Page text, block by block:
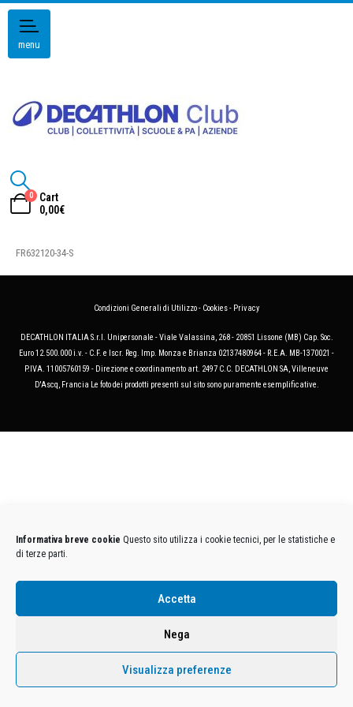
Informativa breve cookie Questo sito utilizza i cookie tecnici, per le statistiche e
di terze parti.
Accetta
Nega
Visualizza preferenze
menu
0
Cart
0,00€
FR632120-34-S
Condizioni Generali di Utilizzo- Cookies- Privacy
DECATHLON ITALIA S.r.l. Unipersonale - Viale Valassina, 268 - 20851 Lissone (MB) Cap. Soc.
Euro 12.500.000 i.v. - C.F. e Iscr. Reg. Imp. Monza e Brianza 02137480964 - R.E.A. MB-1370021 -
P.IVA. 11005760159 - Direzione e coordinamento art. 2497 C.C. DECATHLON SA, Villeneuve
D'Ascq, Francia Le foto dei prodotti presenti sul sito sono puramente esemplificative.